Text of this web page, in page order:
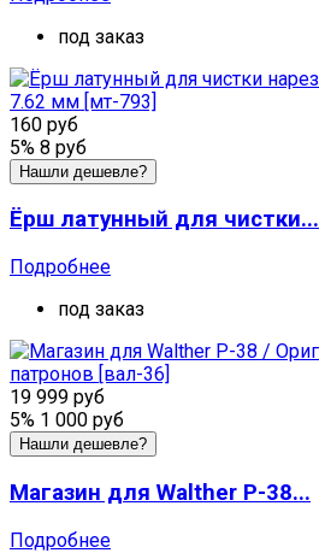
под заказ
160 руб
5% 8 руб
Нашли дешевле?
Ёрш латунный для чистки...
Подробнее
под заказ
19 999 руб
5% 1 000 руб
Нашли дешевле?
Магазин для Walther P-38...
Подробнее